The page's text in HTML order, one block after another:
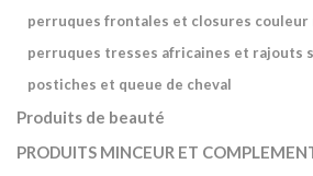
perruques frontales et closures couleur
perruques tresses africaines et rajouts
postiches et queue de cheval
Produits de beauté
PRODUITS MINCEUR ET